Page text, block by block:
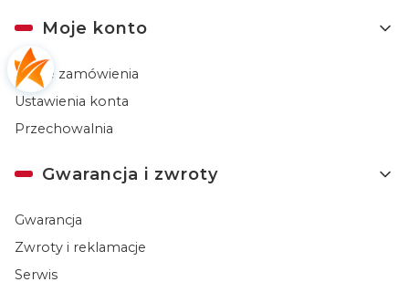
Moje konto
Twoje zamówienia
Ustawienia konta
Przechowalnia
Gwarancja i zwroty
Gwarancja
Zwroty i reklamacje
Serwis